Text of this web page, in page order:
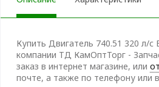
Купить Двигатель 740.51 320 л/
компании ТД КамОптТорг -
заказ в интернет магазине, или
почте, а также по телефону или в